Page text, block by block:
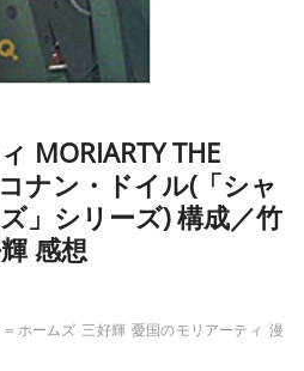
MORIARTY THE
ナン・ドイル(「シャ
」シリーズ) 構成／竹
感想
ホームズ 三好輝 憂国のモリアーティ 漫